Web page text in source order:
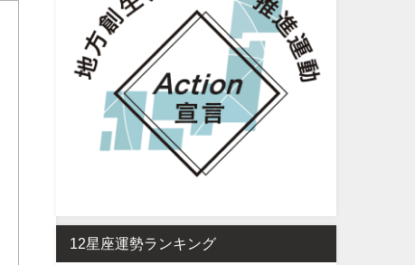
12星座運勢ランキング